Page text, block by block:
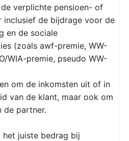
verplichte pensioen- of
inclusief de bijdrage voor de
en de sociale
(zoals awf-premie, WW-
WIA-premie, pseudo WW-
om de inkomsten uit of in
van de klant, maar ook om
de partner.
juiste bedrag bij